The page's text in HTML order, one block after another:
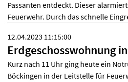
Passanten entdeckt. Dieser
Feuerwehr. Durch das schnelle
12.04.2023 11:15:00
Erdgeschosswohnung
Kurz nach 11 Uhr ging heute ein
Böckingen in der Leitstelle für